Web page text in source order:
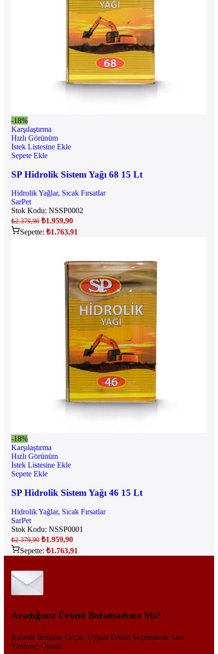
-18%
Karşılaştırma
Hızlı Görünüm
İstek Listesine Ekle
Sepete Ekle
SP Hidrolik Sistem Yağı 68 15 Lt
Hidrolik Yağlar, Sıcak Fırsatlar
SarPet
Stok Kodu: NSSP0002
₺2.379,90 ₺1.959,90
Sepette: ₺1.763,91
-18%
Karşılaştırma
Hızlı Görünüm
İstek Listesine Ekle
Sepete Ekle
SP Hidrolik Sistem Yağı 46 15 Lt
Hidrolik Yağlar, Sıcak Fırsatlar
SarPet
Stok Kodu: NSSP0001
₺2.379,90 ₺1.959,90
Sepette: ₺1.763,91
Aradığınız Ürünü Bulamadınız Mı?
Bizimle İletişime Geçin, Uygun Ürünü Seçmenizde Size
Yardımcı Olalım